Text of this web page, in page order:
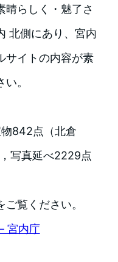
晴らしく・魅了さ
北側にあり、宮内
サイトの内容が素
。
842点（北倉
写真延べ2229点
覧ください。
宮内庁